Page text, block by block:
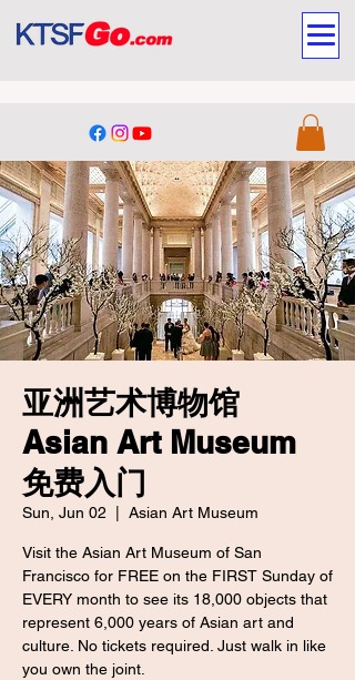
亚洲艺术博物馆
Asian Art Museum
免费入门
Sun, Jun 02 Asian Art Museum
Visit the Asian Art Museum of San
Francisco for FREE on the FIRST Sunday of
EVERY month to see its 18,000 objects that
represent 6,000 years of Asian art and
culture. No tickets required. Just walk in like
you own the joint.